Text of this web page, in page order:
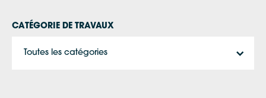
CATÉGORIE DE TRAVAUX
Toutes les catégories